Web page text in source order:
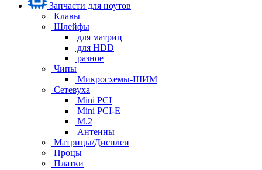
Запчасти для ноутов
Клавы
Шлейфы
для матриц
для HDD
разное
Чипы
Микросхемы-ШИМ
Сетевуха
Mini PCI
Mini PCI-E
M.2
Антенны
Матрицы/Дисплеи
Процы
Платки